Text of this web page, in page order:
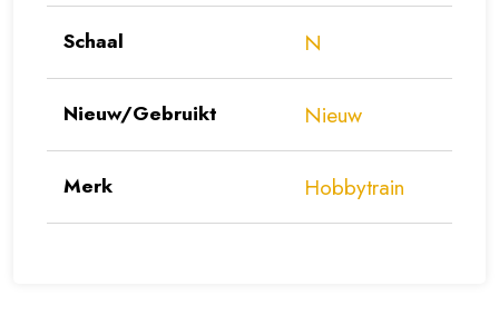
Schaal N
Nieuw/Gebruikt Nieuw
Merk Hobbytrain